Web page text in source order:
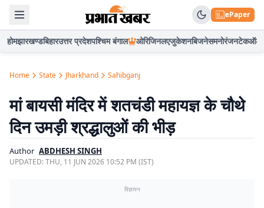
ePaper
होमझारखण्डबिहारउत्तर प्रदेशपश्चिम बंगाल ओरिजिनलएजुकेशनबिजनेसमनोरंजनटेकऑटो
Home State Jharkhand Sahibganj
मां बायसी मंदिर में शतचंडी महायज्ञ के चौथे
दिन उमड़ी श्रद्धालुओं की भीड़
Author ABDHESH SINGH
UPDATED:THU, 11 JUN 2026 10:52 PM (IST)
विज्ञापन